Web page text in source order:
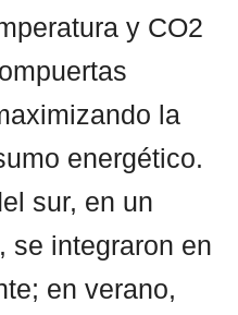
y CO2
la
energético.
sur, en un
se integraron en
en verano,